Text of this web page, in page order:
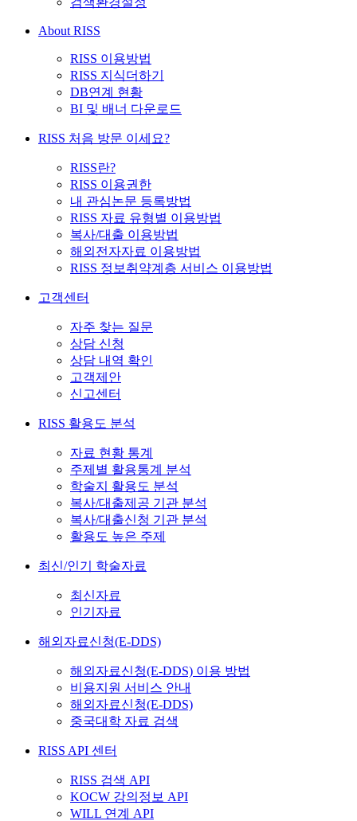
About RISS
RISS 이용방법
RISS 지식더하기
DB연계 현황
BI 및 배너 다운로드
RISS 처음 방문 이세요?
RISS란?
RISS 이용권한
내 관심논문 등록방법
RISS 자료 유형별 이용방법
복사/대출 이용방법
해외전자자료 이용방법
RISS 정보취약계층 서비스 이용방법
고객센터
자주 찾는 질문
상담 신청
상담 내역 확인
고객제안
신고센터
RISS 활용도 분석
자료 현황 통계
주제별 활용통계 분석
학술지 활용도 분석
복사/대출제공 기관 분석
복사/대출신청 기관 분석
활용도 높은 주제
최신/인기 학술자료
최신자료
인기자료
해외자료신청(E-DDS)
해외자료신청(E-DDS) 이용 방법
비용지원 서비스 안내
해외자료신청(E-DDS)
중국대학 자료 검색
RISS API 센터
RISS 검색 API
KOCW 강의정보 API
WILL 연계 API